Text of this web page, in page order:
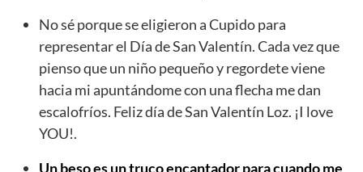
No sé porque se eligieron a Cupido para
representar el Día de San Valentín. Cada vez que
pienso que un niño pequeño y regordete viene
hacia mi apuntándome con una flecha me dan
escalofríos. Feliz día de San Valentín Loz. ¡I love
YOU!.
Un beso es un truco encantador para cuando me